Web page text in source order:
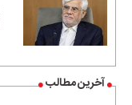
آخرین مطالب